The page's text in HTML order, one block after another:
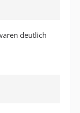
deutlich